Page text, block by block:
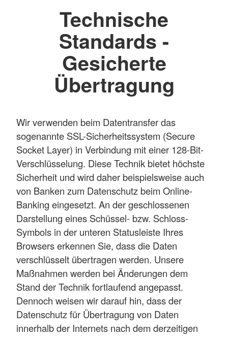
Technische
Standards -
Gesicherte
Übertragung
Wir verwenden beim Datentransfer das
sogenannte SSL-Sicherheitssystem (Secure
Socket Layer) in Verbindung mit einer 128-Bit-
Verschlüsselung. Diese Technik bietet höchste
Sicherheit und wird daher beispielsweise auch
von Banken zum Datenschutz beim Online-
Banking eingesetzt. An der geschlossenen
Darstellung eines Schüssel- bzw. Schloss-
Symbols in der unteren Statusleiste Ihres
Browsers erkennen Sie, dass die Daten
verschlüsselt übertragen werden. Unsere
Maßnahmen werden bei Änderungen dem
Stand der Technik fortlaufend angepasst.
Dennoch weisen wir darauf hin, dass der
Datenschutz für Übertragung von Daten
innerhalb der Internets nach dem derzeitigen